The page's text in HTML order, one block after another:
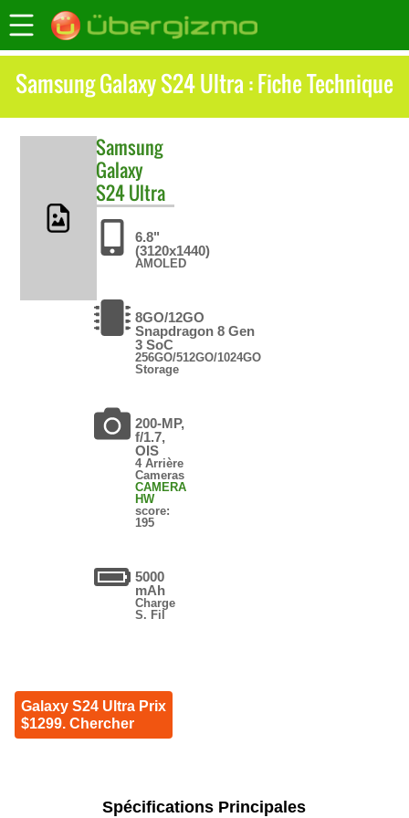
Samsung Galaxy S24 Ultra : Fiche Technique
Samsung
Galaxy
S24 Ultra
6.8"
(3120x1440)
AMOLED
8GO/12GO
Snapdragon 8 Gen
3 SoC
256GO/512GO/1024GO
Storage
200-MP,
f/1.7,
OIS
4 Arrière
Cameras
CAMERA
HW
score:
195
5000
mAh
Charge
S. Fil
Galaxy S24 Ultra Prix
$1299. Chercher
Spécifications Principales